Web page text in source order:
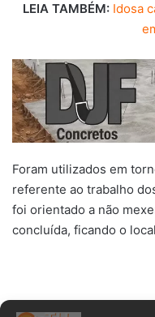
LEIA TAMBÉM: Idosa
Foram utilizados em
referente ao trabalho
foi orientado a não
concluída, ficando o